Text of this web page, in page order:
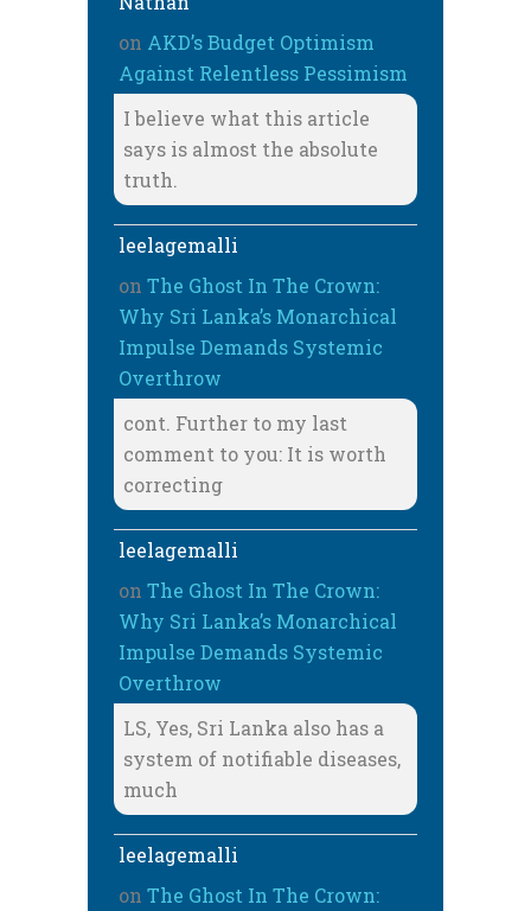
on AKD’s Budget Optimism
Against Relentless Pessimism
I believe what this article
says is almost the absolute
truth.
leelagemalli
on The Ghost In The Crown:
Why Sri Lanka’s Monarchical
Impulse Demands Systemic
Overthrow
cont. Further to my last
comment to you: It is worth
correcting
leelagemalli
on The Ghost In The Crown:
Why Sri Lanka’s Monarchical
Impulse Demands Systemic
Overthrow
LS, Yes, Sri Lanka also has a
system of notifiable diseases,
much
leelagemalli
on The Ghost In The Crown: